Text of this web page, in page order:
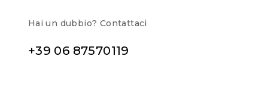
Hai un dubbio? Contattaci
+39 06 87570119